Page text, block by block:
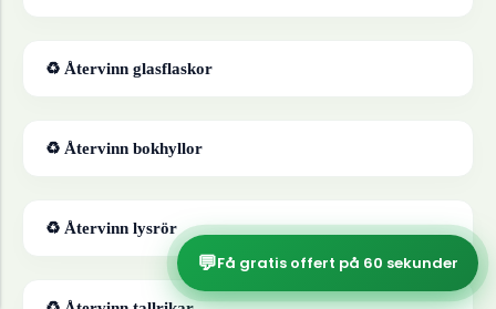
♻ Återvinn glasflaskor
♻ Återvinn bokhyllor
♻ Återvinn lysrör
💬Få gratis offert på 60 sekunder